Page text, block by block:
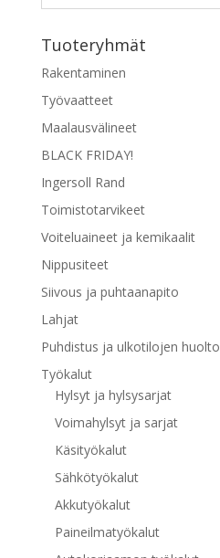
Tuoteryhmät
Rakentaminen
Työvaatteet
Maalausvälineet
BLACK FRIDAY!
Ingersoll Rand
Toimistotarvikeet
Voiteluaineet ja kemikaalit
Nippusiteet
Siivous ja puhtaanapito
Lahjat
Puhdistus ja ulkotilojen huolto
Työkalut
Hylsyt ja hylsysarjat
Voimahylsyt ja sarjat
Käsityökalut
Sähkötyökalut
Akkutyökalut
Paineilmatyökalut